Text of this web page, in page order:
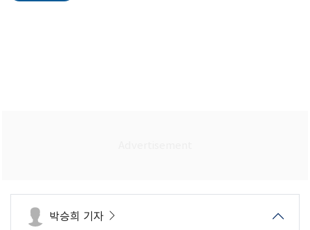
박승희 기자